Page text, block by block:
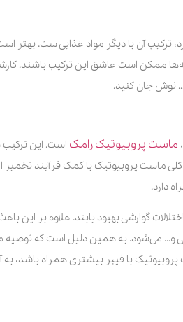
آن با دیگر مواد غذایی ست. بهتر
ممکن است عاشق این ترکیب باشند.
نوش جان کنید.
ماست پروبیوتیک رامک است. این ترکیب
ماست پروبیوتیک با کمک فرآیند تخمیر
دارد.
گوارشی بهبود یابند. علاوه بر این
و… می‌شود. به همین دلیل است که
با فیبر بیشتری همراه باشد،